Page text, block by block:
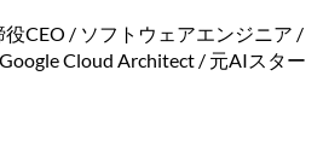
CEO / ソフトウェアエンジニア /
Cloud Architect / 元AIスター